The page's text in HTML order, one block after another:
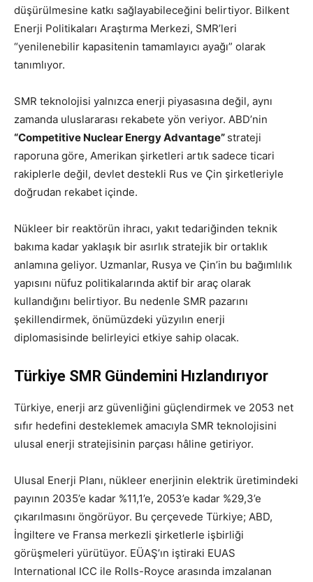
düşürülmesine katkı sağlayabileceğini belirtiyor. Bilkent
Enerji Politikaları Araştırma Merkezi, SMR’leri
“yenilenebilir kapasitenin tamamlayıcı ayağı” olarak
tanımlıyor.
SMR teknolojisi yalnızca enerji piyasasına değil, aynı
zamanda uluslararası rekabete yön veriyor. ABD’nin
“Competitive Nuclear Energy Advantage” strateji
raporuna göre, Amerikan şirketleri artık sadece ticari
rakiplerle değil, devlet destekli Rus ve Çin şirketleriyle
doğrudan rekabet içinde.
Nükleer bir reaktörün ihracı, yakıt tedariğinden teknik
bakıma kadar yaklaşık bir asırlık stratejik bir ortaklık
anlamına geliyor. Uzmanlar, Rusya ve Çin’in bu bağımlılık
yapısını nüfuz politikalarında aktif bir araç olarak
kullandığını belirtiyor. Bu nedenle SMR pazarını
şekillendirmek, önümüzdeki yüzyılın enerji
diplomasisinde belirleyici etkiye sahip olacak.
Türkiye SMR Gündemini Hızlandırıyor
Türkiye, enerji arz güvenliğini güçlendirmek ve 2053 net
sıfır hedefini desteklemek amacıyla SMR teknolojisini
ulusal enerji stratejisinin parçası hâline getiriyor.
Ulusal Enerji Planı, nükleer enerjinin elektrik üretimindeki
payının 2035’e kadar %11,1’e, 2053’e kadar %29,3’e
çıkarılmasını öngörüyor. Bu çerçevede Türkiye; ABD,
İngiltere ve Fransa merkezli şirketlerle işbirliği
görüşmeleri yürütüyor. EÜAŞ’ın iştiraki EUAS
International ICC ile Rolls-Royce arasında imzalanan